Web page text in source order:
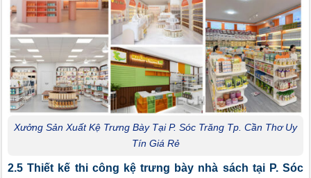
Xưởng Sản Xuất Kệ Trưng Bày Tại P. Sóc Trăng Tp. Cần Thơ Uy
Tín Giá Rẻ
2.5 Thiết kế thi công kệ trưng bày nhà sách tại P. Sóc